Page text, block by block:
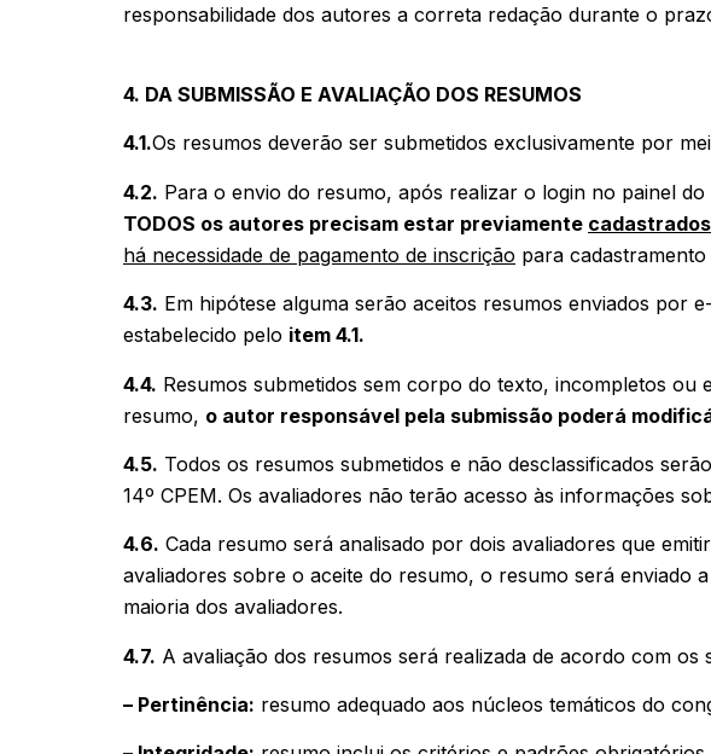
responsabilidade dos autores a correta redação durante o
4. DA SUBMISSÃO E AVALIAÇÃO DOS RESUMOS
4.1.Os resumos deverão ser submetidos exclusivamente por
4.2. Para o envio do resumo, após realizar o login no painel
TODOS os autores precisam estar previamente cadastrados
há necessidade de pagamento de inscrição para
4.3. Em hipótese alguma serão aceitos resumos enviados por
estabelecido pelo item 4.1.
4.4. Resumos submetidos sem corpo do texto, incompletos ou
resumo, o autor responsável pela submissão poderá
4.5. Todos os resumos submetidos e não desclassificados
14º CPEM. Os avaliadores não terão acesso às informações
4.6. Cada resumo será analisado por dois avaliadores que
avaliadores sobre o aceite do resumo, o resumo será enviado
maioria dos avaliadores.
4.7. A avaliação dos resumos será realizada de acordo com os
– Pertinência: resumo adequado aos núcleos temáticos do